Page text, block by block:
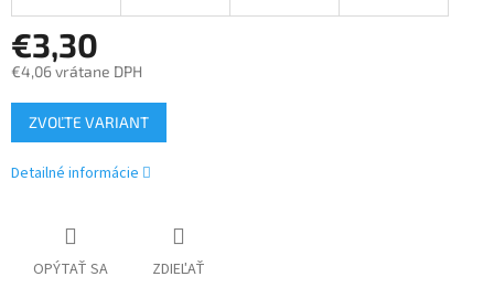
€3,30
€4,06 vrátane DPH
Jednotková
cena:
ZVOĽTE VARIANT
Detailné informácie
OPÝTAŤ SA ZDIEĽAŤ